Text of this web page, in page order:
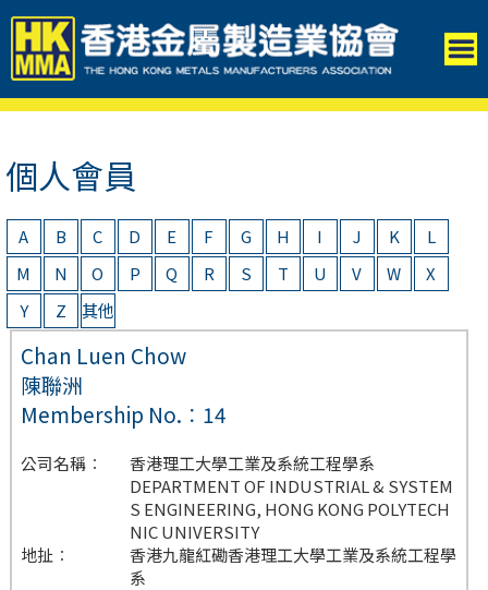
個人會員
A B C D E F G H I J K
L
M
N O P Q R S T U V W
X
Y
Z 其他
Chan Luen Chow
陳聯洲
Membership No.︰14
公司名稱︰
香港理工大學工業及系統工程學系
DEPARTMENT OF INDUSTRIAL & SYSTEM
S ENGINEERING, HONG KONG POLYTECH
NIC UNIVERSITY
地扯︰
香港九龍紅磡香港理工大學工業及系統工程學
系